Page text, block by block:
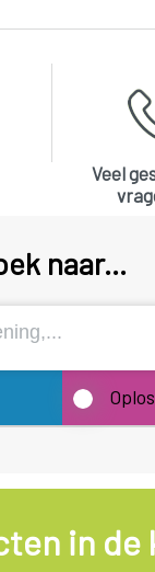
Veel
naar...
in de